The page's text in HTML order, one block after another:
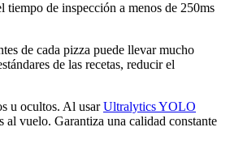
de inspección a menos de 250ms
de cada pizza puede llevar mucho
de las recetas, reducir el
u ocultos. Al usarUltralytics YOLO
vuelo. Garantiza una calidad constante